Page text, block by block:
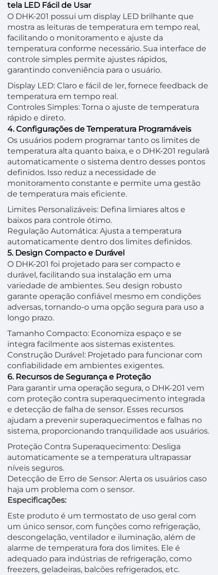
tela LED Fácil de Usar
O DHK-201 possui um display LED brilhante que
mostra as leituras de temperatura em tempo real,
facilitando o monitoramento e ajuste da
temperatura conforme necessário. Sua interface de
controle simples permite ajustes rápidos,
garantindo conveniência para o usuário.
Display LED: Claro e fácil de ler, fornece feedback de
temperatura em tempo real.
Controles Simples: Torna o ajuste de temperatura
rápido e direto.
4. Configurações de Temperatura Programáveis
Os usuários podem programar tanto os limites de
temperatura alta quanto baixa, e o DHK-201 regulará
automaticamente o sistema dentro desses pontos
definidos. Isso reduz a necessidade de
monitoramento constante e permite uma gestão
de temperatura mais eficiente.
Limites Personalizáveis: Defina limiares altos e
baixos para controle ótimo.
Regulação Automática: Ajusta a temperatura
automaticamente dentro dos limites definidos.
5. Design Compacto e Durável
O DHK-201 foi projetado para ser compacto e
durável, facilitando sua instalação em uma
variedade de ambientes. Seu design robusto
garante operação confiável mesmo em condições
adversas, tornando-o uma opção segura para uso a
longo prazo.
Tamanho Compacto: Economiza espaço e se
integra facilmente aos sistemas existentes.
Construção Durável: Projetado para funcionar com
confiabilidade em ambientes exigentes.
6. Recursos de Segurança e Proteção
Para garantir uma operação segura, o DHK-201 vem
com proteção contra superaquecimento integrada
e detecção de falha de sensor. Esses recursos
ajudam a prevenir superaquecimentos e falhas no
sistema, proporcionando tranquilidade aos usuários.
Proteção Contra Superaquecimento: Desliga
automaticamente se a temperatura ultrapassar
níveis seguros.
Detecção de Erro de Sensor: Alerta os usuários caso
haja um problema com o sensor.
Especificações:
Este produto é um termostato de uso geral com
um único sensor, com funções como refrigeração,
descongelação, ventilador e iluminação, além de
alarme de temperatura fora dos limites. Ele é
adequado para indústrias de refrigeração, como
freezers, geladeiras, balcões refrigerados, etc.